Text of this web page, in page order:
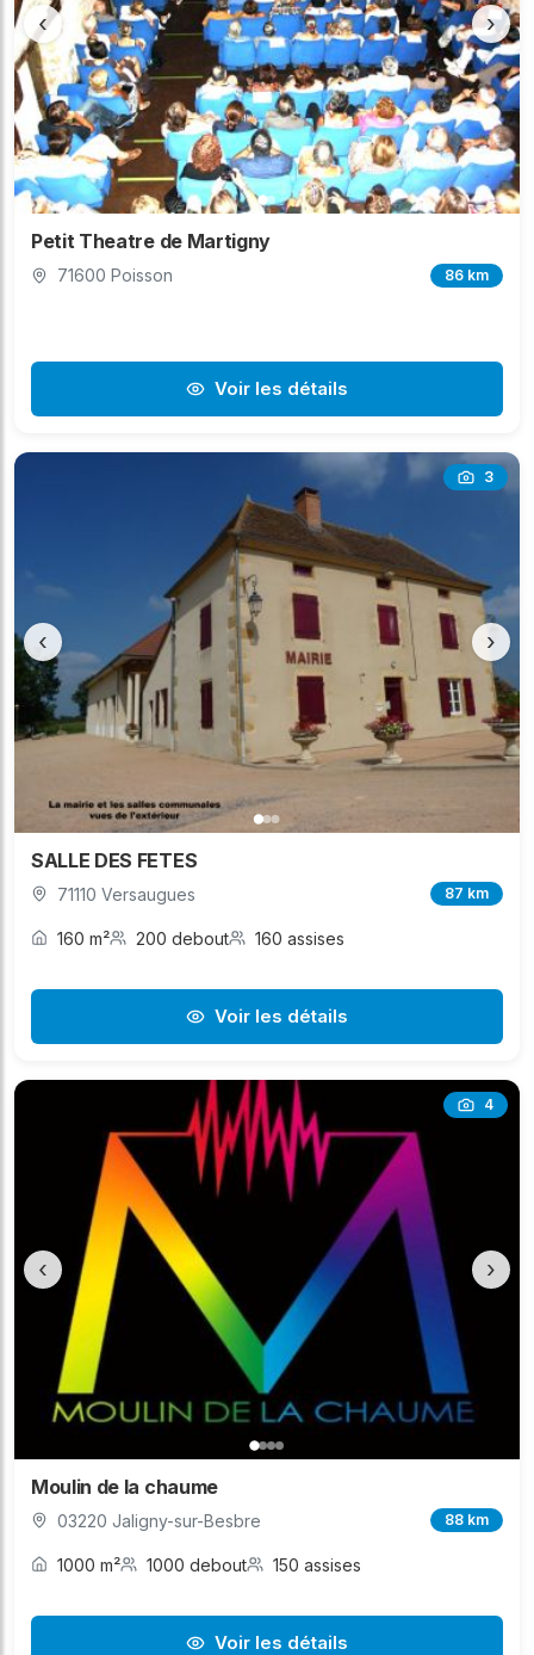
‹ ›
Petit Theatre de Martigny
71600 Poisson 86 km
Voir les détails
3
‹ ›
SALLE DES FETES
71110 Versaugues 87 km
160 m² 200 debout 160 assises
Voir les détails
4
‹ ›
Moulin de la chaume
03220 Jaligny-sur-Besbre 88 km
1000 m² 1000 debout 150 assises
Voir les détails